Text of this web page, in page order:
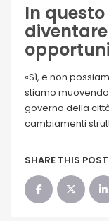
In
«Sì, e non
stiamo
governo della
cambiamenti
SHARE THIS POST